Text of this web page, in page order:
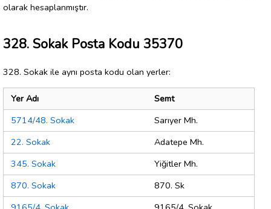
olarak hesaplanmıştır.
328. Sokak Posta Kodu 35370
328. Sokak ile aynı posta kodu olan yerler:
Yer Adı
Semt
5714/48. Sokak
Sarıyer Mh.
22. Sokak
Adatepe Mh.
345. Sokak
Yiğitler Mh.
870. Sokak
870. Sk